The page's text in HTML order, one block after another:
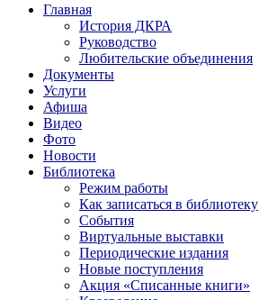
Главная
История ДКРА
Руководство
Любительские объединения
Документы
Услуги
Афиша
Видео
Фото
Новости
Библиотека
Режим работы
Как записаться в библиотеку
События
Виртуальные выставки
Периодические издания
Новые поступления
Акция «Списанные книги»